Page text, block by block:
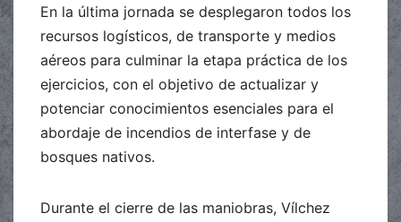
En la última jornada se desplegaron todos los
recursos logísticos, de transporte y medios
aéreos para culminar la etapa práctica de los
ejercicios, con el objetivo de actualizar y
potenciar conocimientos esenciales para el
abordaje de incendios de interfase y de
bosques nativos.
Durante el cierre de las maniobras, Vílchez